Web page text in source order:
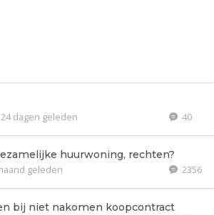
24 dagen geleden 40
huurwoning, rechten?
geleden 2356
bij niet nakomen koopcontract